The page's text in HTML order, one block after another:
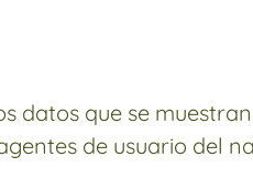
datos que se
de usuario del